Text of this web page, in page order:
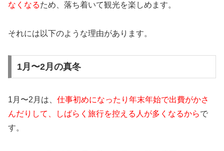
なくなるため、落ち着いて観光を楽しめます。
それには以下のような理由があります。
1月〜2月の真冬
1月〜2月は、 仕事初めになったり年末年始で出費がかさ
んだりして、しばらく旅行を控える人が多くなるからで
す。